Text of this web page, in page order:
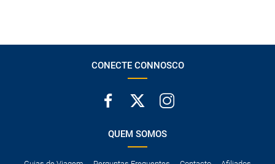
CONECTE CONNOSCO
QUEM SOMOS